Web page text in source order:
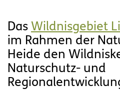
Das Wildnisgebiet
im Rahmen der
Heide den
Naturschutz- und